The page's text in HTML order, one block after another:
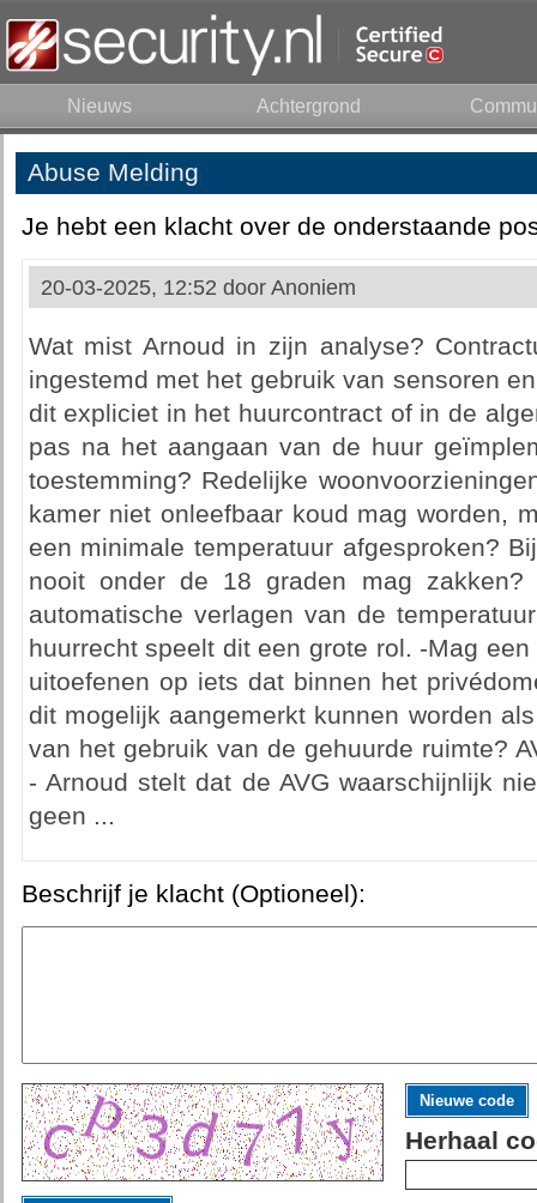
Nieuws Achtergrond
Abuse Melding
Je hebt een klacht over de onderstaande
20-03-2025, 12:52 door Anoniem
Wat mist Arnoud in zijn analyse?
ingestemd met het gebruik van sensoren
dit expliciet in het huurcontract of in de
pas na het aangaan van de huur
toestemming? Redelijke
kamer niet onleefbaar koud mag worden,
een minimale temperatuur afgesproken?
nooit onder de 18 graden mag zakken?
automatische verlagen van de
huurrecht speelt dit een grote rol. -Mag
uitoefenen op iets dat binnen het
dit mogelijk aangemerkt kunnen worden
van het gebruik van de gehuurde ruimte?
- Arnoud stelt dat de AVG waarschijnlijk
geen ...
Beschrijf je klacht (Optioneel):
Nieuwe code
Herhaal